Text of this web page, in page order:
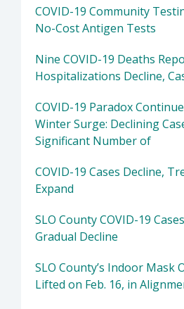
COVID-19 Community
No-Cost Antigen Tests
Nine COVID-19 Deaths
Hospitalizations Decline,
COVID-19 Paradox
Winter Surge: Declining
Significant Number of
COVID-19 Cases Decline,
Expand
SLO County COVID-19
Gradual Decline
SLO County’s Indoor Mask
Lifted on Feb. 16, in